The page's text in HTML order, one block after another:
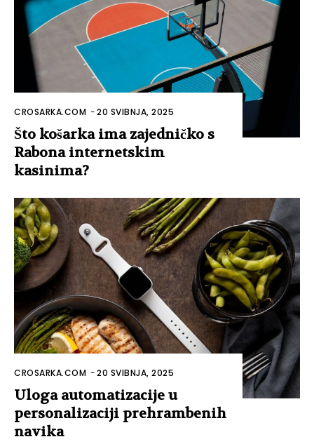
CROSARKA.COM -20 SVIBNJA, 2025
Što košarka ima zajedničko s
Rabona internetskim
kasinima?
CROSARKA.COM -20 SVIBNJA, 2025
Uloga automatizacije u
personalizaciji prehrambenih
navika